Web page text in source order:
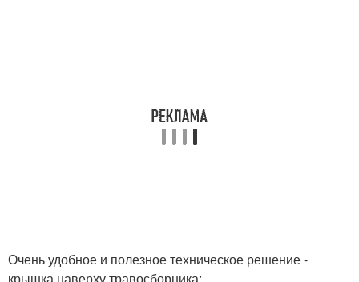
Очень удобное и полезное техническое решение -